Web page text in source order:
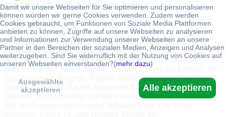
Damit wir unsere Webseiten für Sie optimieren und personalisieren
können würden wir gerne Cookies verwenden. Zudem werden
Cookies gebraucht, um Funktionen von Soziale Media Plattformen
anbieten zu können, Zugriffe auf unsere Webseiten zu analysieren
und Informationen zur Verwendung unserer Webseiten an unsere
Partner in den Bereichen der sozialen Medien, Anzeigen und Analysen
weiterzugeben. Sind Sie widerruflich mit der Nutzung von Cookies auf
unseren Webseiten einverstanden?(mehr dazu)
Alle akzeptieren
Ausgewählte
akzeptieren
archithese 4/2002. THEMA: Neue Medien.
Niggli Niederteufen. 2002
Standardeinband. ca.80 S. : INHALT: P. Mörtenbeck: Nicht
wissende User - ahnungslose Beteiligte. Digitale Welten und die
Wahrnehmung der Architektur. O. Fritz: Programmieren statt
zeichnen? Vom Einfluss digitaler Technologie auf den Entwurf. M.
Engeli: Game in Progress. Virtuelle Räume am Beispiel von Ego-
Shooter-Games. H. Rashid: Künstliche Kunst. Guggenheim Virtual
Museum. Kas Oosterhuis: Fachidiot und intelligentes Spielzeug.